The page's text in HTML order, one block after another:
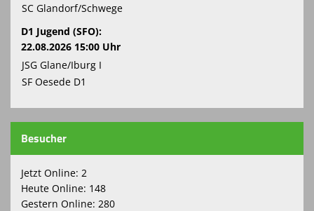
SC Glandorf/Schwege
D1 Jugend (SFO):
22.08.2026 15:00 Uhr
JSG Glane/Iburg I
SF Oesede D1
Besucher
Jetzt Online: 2
Heute Online: 148
Gestern Online: 280